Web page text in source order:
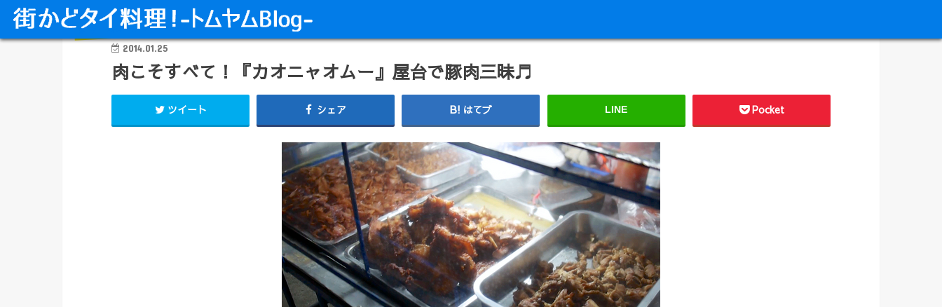
タイ料理 炒め物・ごはん物
2014.01.25
肉こそすべて！『カオニャオムー』屋台で豚肉三昧♬
ツイート シェア はてブ LINE Pocket